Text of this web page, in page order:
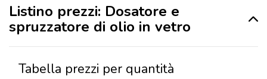
Listino prezzi: Dosatore e
spruzzatore di olio in vetro
Tabella prezzi per quantità